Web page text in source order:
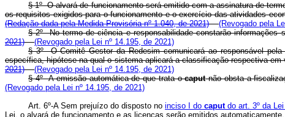
§ 1º O alvará de funcionamento será emitido com a assinatura de
os requisitos exigidos para o funcionamento e o exercício das atividades
(Redação dada pela Medida Provisória nº 1.040, de 2021)
(Revogado pela
§ 2º No termo de ciência e responsabilidade constarão
2021)
(Revogado pela Lei nº 14.195, de 2021)
§ 3º O Comitê Gestor da Redesim comunicará ao responsável
específica, hipótese na qual o sistema aplicará a classificação respectiva
2021)
(Revogado pela Lei nº 14.195, de 2021)
§ 4º A emissão automática de que trata ocaputnão obsta a
(Revogado pela Lei nº 14.195, de 2021)
Art. 6º-A Sem prejuízo do disposto no inciso I do caputdo art. 3º da Lei
Lei, o alvará de funcionamento e as licenças serão emitidos